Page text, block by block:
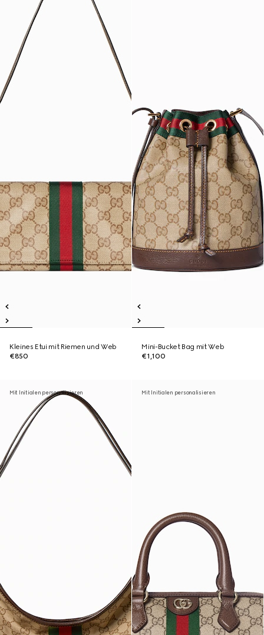
Kleines Etui mit Riemen und Web
€850
Mini-Bucket Bag mit Web
€1,100
Mit Initialen personalisieren Mit Initialen personalisieren